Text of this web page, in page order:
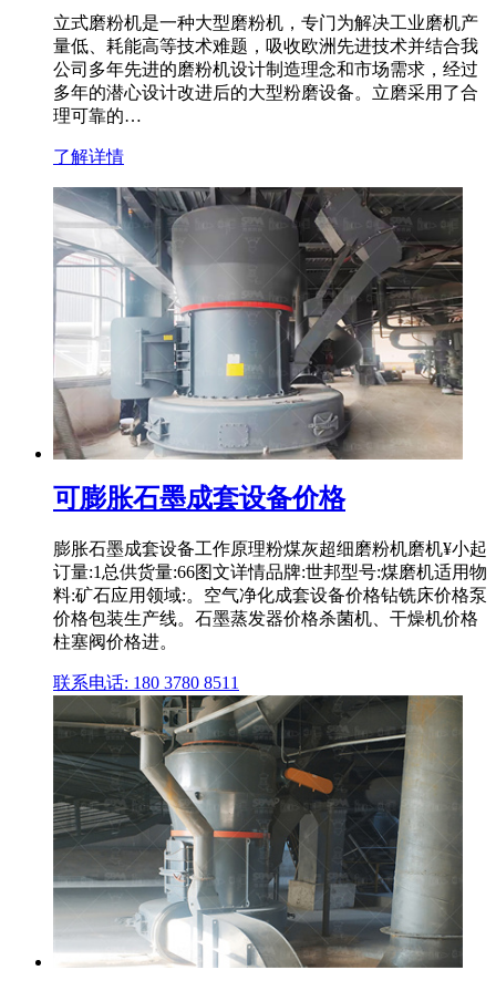
立式磨粉机是一种大型磨粉机，专门为解决工业磨机产
量低、耗能高等技术难题，吸收欧洲先进技术并结合我
公司多年先进的磨粉机设计制造理念和市场需求，经过
多年的潜心设计改进后的大型粉磨设备。立磨采用了合
理可靠的…
了解详情
可膨胀石墨成套设备价格
膨胀石墨成套设备工作原理粉煤灰超细磨粉机磨机¥小起
订量:1总供货量:66图文详情品牌:世邦型号:煤磨机适用物
料:矿石应用领域:。空气净化成套设备价格钻铣床价格泵
价格包装生产线。石墨蒸发器价格杀菌机、干燥机价格
柱塞阀价格进。
联系电话: 180 3780 8511